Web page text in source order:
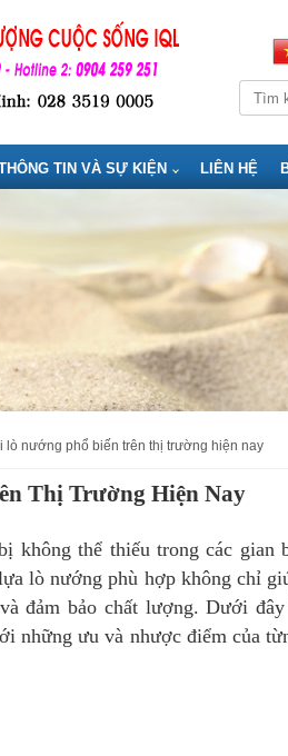
TIN VÀ SỰ KIỆN LIÊN HỆ
lò nướng phổ biến trên thị trường hiện nay
Thị Trường Hiện Nay
không thể thiếu trong các gian
lò nướng phù hợp không chỉ
đảm bảo chất lượng. Dưới
những ưu và nhược điểm của